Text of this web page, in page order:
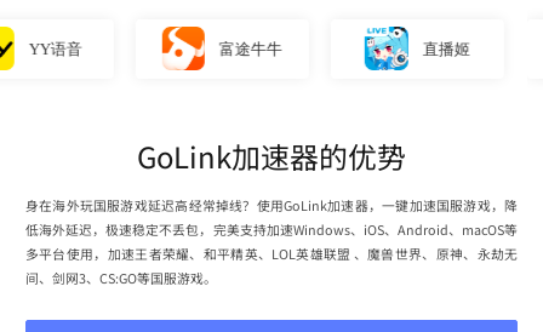
语音 富途牛牛 直播姬
GoLink加速器的优势
身在海外玩国服游戏延迟高经常掉线？使用GoLink加速器，一键加速国服游戏，降
低海外延迟，极速稳定不丢包，完美支持加速Windows、iOS、Android、macOS等
多平台使用，加速王者荣耀、和平精英、LOL英雄联盟 、魔兽世界、原神、永劫无
间、剑网3、CS:GO等国服游戏。